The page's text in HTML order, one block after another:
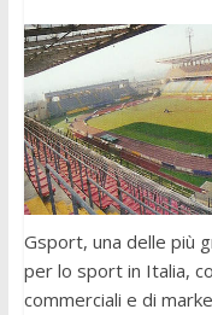
Gsport, una delle più
per lo sport in Italia,
commerciali e di